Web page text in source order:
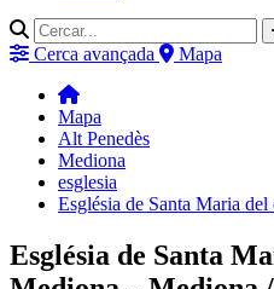
Cerca avançada Mapa
Mapa
Alt Penedès
Mediona
esglesia
Església de Santa Maria
Església de Santa